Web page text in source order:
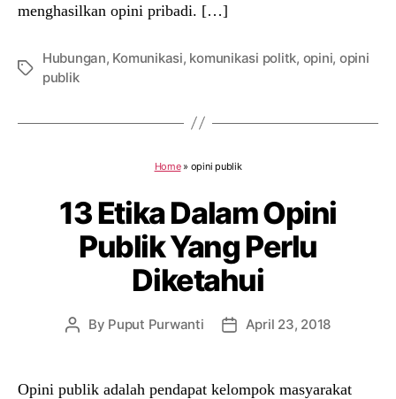
menghasilkan opini pribadi. […]
Tags
Hubungan, Komunikasi, komunikasi politk, opini, opini
publik
Home» opini publik
13 Etika Dalam Opini
Publik Yang Perlu
Diketahui
Post
By Puput Purwanti
PostApril 23, 2018
Opini publik adalah pendapat kelompok masyarakat